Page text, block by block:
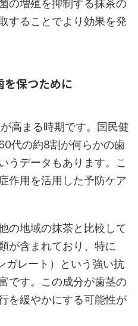
の増殖を抑制する抹茶の
することでより効果を発
を保つために
高まる時期です。国民健
代の約8割が何らかの歯
うデータもあります。こ
作用を活用した予防ケア
の地域の抹茶と比較して
が含まれており、特に
ガレート）という強い抗
です。この成分が歯茎の
を緩やかにする可能性が